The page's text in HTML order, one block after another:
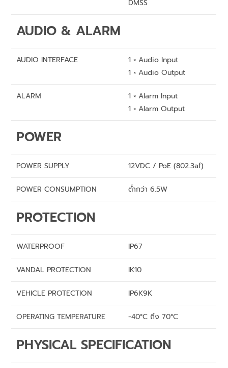
DMSS
AUDIO & ALARM
AUDIO INTERFACE
1 × Audio Input
1 × Audio Output
ALARM
1 × Alarm Input
1 × Alarm Output
POWER
POWER SUPPLY 12VDC / PoE (802.3af)
POWER CONSUMPTION ต่ำกว่า 6.5W
PROTECTION
WATERPROOF IP67
VANDAL PROTECTION IK10
VEHICLE PROTECTION IP6K9K
OPERATING TEMPERATURE -40°C ถึง 70°C
PHYSICAL SPECIFICATION